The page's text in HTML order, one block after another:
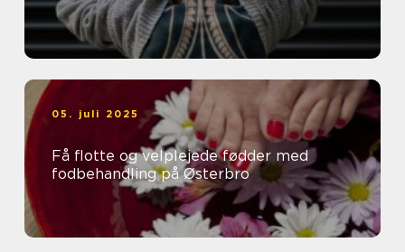
05. juli 2025
Få flotte og velplejede fødder med
fodbehandling på Østerbro